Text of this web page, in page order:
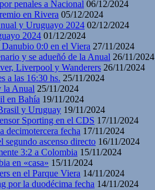
penales a Nacional 06/12/2024
en Rivera 05/12/2024
y Uruguayo 2024 02/12/2024
2024 01/12/2024
0:0 en el Viera 27/11/2024
y se adueñó de la Anual 26/11/2024
Liverpool y Wanderers 26/11/2024
a las 16:30 hs. 25/11/2024
la Anual 25/11/2024
en Bahía 19/11/2024
y Uruguay 19/11/2024
Sporting en el CDS 17/11/2024
decimotercera fecha 17/11/2024
ascenso directo 16/11/2024
3:2 a Colombia 15/11/2024
en «casa» 15/11/2024
en el Parque Viera 14/11/2024
por la duodécima fecha 14/11/2024